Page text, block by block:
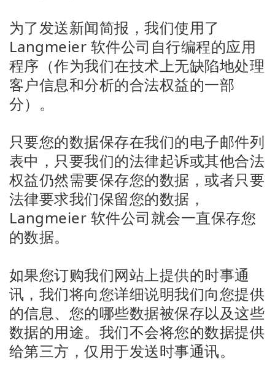
为了发送新闻简报，我们使用了
Langmeier 软件公司自行编程的应用
程序（作为我们在技术上无缺陷地处理
客户信息和分析的合法权益的一部
分）。
只要您的数据保存在我们的电子邮件列
表中，只要我们的法律起诉或其他合法
权益仍然需要保存您的数据，或者只要
法律要求我们保留您的数据，
Langmeier 软件公司就会一直保存您
的数据。
如果您订购我们网站上提供的时事通
讯，我们将向您详细说明我们向您提供
的信息、您的哪些数据被保存以及这些
数据的用途。我们不会将您的数据提供
给第三方，仅用于发送时事通讯。